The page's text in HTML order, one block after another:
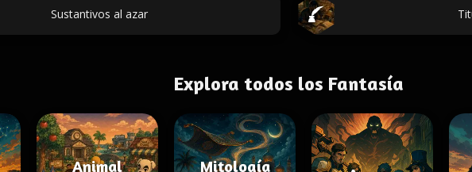
Sustantivos al azar
Explora todos los Fantasía
Animal
Mitología